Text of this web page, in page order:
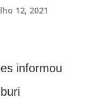
esse
12, 2021
informou